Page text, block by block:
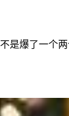
不是爆了一个